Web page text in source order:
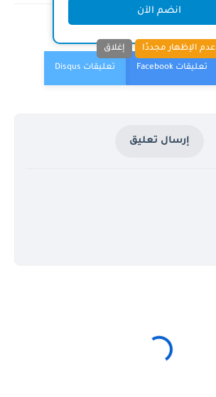
إرسال تعليق
انضم الآن
عدم الإظهار مجددًا إغلاق